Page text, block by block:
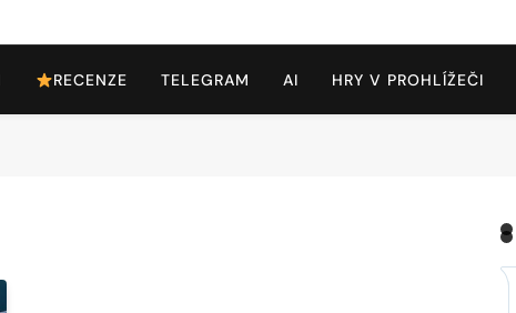
RECENZE TELEGRAM AI HRY V PROHLÍŽEČI